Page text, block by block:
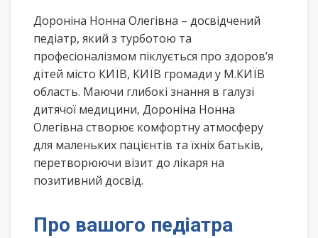
Дороніна Нонна Олегівна – досвідчений
педіатр, який з турботою та
професіоналізмом піклується про здоров’я
дітей місто КИЇВ, КИЇВ громади у М.КИЇВ
область. Маючи глибокі знання в галузі
дитячої медицини, Дороніна Нонна
Олегівна створює комфортну атмосферу
для маленьких пацієнтів та їхніх батьків,
перетворюючи візит до лікаря на
позитивний досвід.
Про вашого педіатра